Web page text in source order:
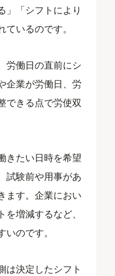
」「シフトにより
いるのです。
労働日の直前にシ
企業が労働日、労
できる点で労使双
きたい日時を希望
試験前や用事があ
ます。企業におい
増減するなど、
のです。
は決定したシフト